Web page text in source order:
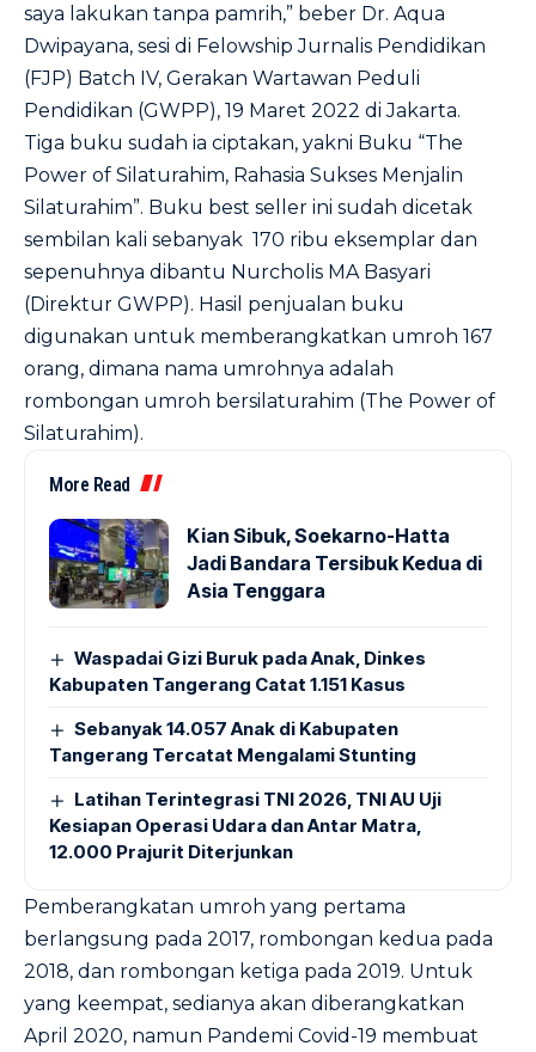
saya lakukan tanpa pamrih,” beber Dr. Aqua
Dwipayana, sesi di Felowship Jurnalis Pendidikan
(FJP) Batch IV, Gerakan Wartawan Peduli
Pendidikan (GWPP), 19 Maret 2022 di Jakarta.
Tiga buku sudah ia ciptakan, yakni Buku “The
Power of Silaturahim, Rahasia Sukses Menjalin
Silaturahim”. Buku best seller ini sudah dicetak
sembilan kali sebanyak 170 ribu eksemplar dan
sepenuhnya dibantu Nurcholis MA Basyari
(Direktur GWPP). Hasil penjualan buku
digunakan untuk memberangkatkan umroh 167
orang, dimana nama umrohnya adalah
rombongan umroh bersilaturahim (The Power of
Silaturahim).
More Read
Kian Sibuk, Soekarno-Hatta
Jadi Bandara Tersibuk Kedua di
Asia Tenggara
Waspadai Gizi Buruk pada Anak, Dinkes
Kabupaten Tangerang Catat 1.151 Kasus
Sebanyak 14.057 Anak di Kabupaten
Tangerang Tercatat Mengalami Stunting
Latihan Terintegrasi TNI 2026, TNI AU Uji
Kesiapan Operasi Udara dan Antar Matra,
12.000 Prajurit Diterjunkan
Pemberangkatan umroh yang pertama
berlangsung pada 2017, rombongan kedua pada
2018, dan rombongan ketiga pada 2019. Untuk
yang keempat, sedianya akan diberangkatkan
April 2020, namun Pandemi Covid-19 membuat